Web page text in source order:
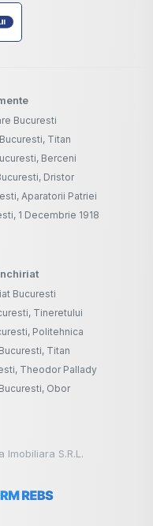
Bucuresti
Titan
Berceni
Dristor
Aparatorii Patriei
1 Decembrie 1918
Bucuresti
Tineretului
Politehnica
Titan
Theodor Pallady
Obor
Imobiliara S.R.L.